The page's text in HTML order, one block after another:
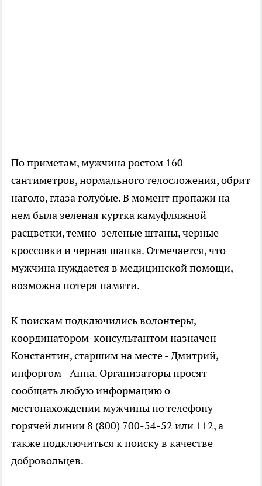
По приметам, мужчина ростом 160
сантиметров, нормального телосложения, обрит
наголо, глаза голубые. В момент пропажи на
нем была зеленая куртка камуфляжной
расцветки, темно-зеленые штаны, черные
кроссовки и черная шапка. Отмечается, что
мужчина нуждается в медицинской помощи,
возможна потеря памяти.
К поискам подключились волонтеры,
координатором-консультантом назначен
Константин, старшим на месте - Дмитрий,
инфоргом - Анна. Организаторы просят
сообщать любую информацию о
местонахождении мужчины по телефону
горячей линии 8 (800) 700-54-52 или 112, а
также подключиться к поиску в качестве
добровольцев.